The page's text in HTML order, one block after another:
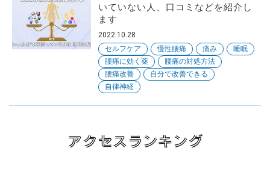
いていない人、口コミなどを紹介し
ます
2022.10.28
セルフケア
慢性腰痛 痛み
睡眠
腰痛に効く薬
腰痛の対処方法
腰痛改善
自分で改善できる
自律神経
アクセスランキング